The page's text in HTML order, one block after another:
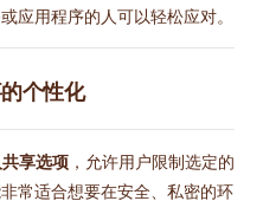
应用程序的人可以轻松应对。
个性化
享选项 ，允许用户限制选定的
常适合想要在安全、私密的环